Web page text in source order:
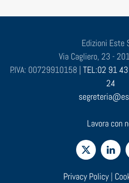
Edizioni Este
Via Cagliero, 23 -
P.IVA: 00729910158 | TEL:02 91
24
Lavora con
Privacy Policy|